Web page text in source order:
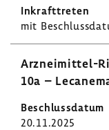
mit
Arzneimittel-​
10a –
20.11.2025